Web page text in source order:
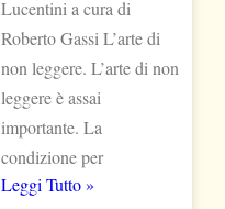
Lucentini a cura di
Roberto Gassi L’arte di
non leggere. L’arte di non
leggere è assai
importante. La
condizione per
Leggi Tutto »